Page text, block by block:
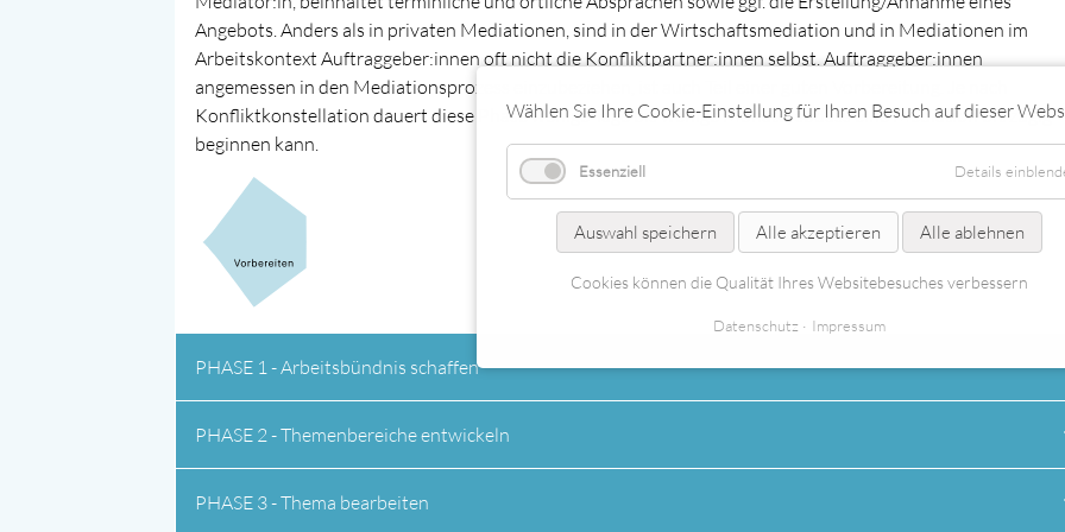
Angebots. Anders als in privaten Mediationen, sind in der Wirtschaftsmediation und in Mediationen im
Arbeitskontext Auftraggeber:innen oft nicht die Konfliktpartner:innen selbst. Auftraggeber:innen
angemessen in den Mediationsprozess einzubeziehen, ist auch Teil einer guten Vorbereitung. Je nach
Konfliktkonstellation dauert diese Phase wenige Tage bis wenige Monate, sodass eine Mediation oft zügig
beginnen kann.
PHASE 1 - Arbeitsbündnis schaffen
PHASE 2 - Themenbereiche entwickeln
PHASE 3 - Thema bearbeiten
Wählen Sie Ihre Cookie-Einstellung für Ihren Besuch auf dieser
Essenziell Details
Auswahl speichern Alle akzeptieren Alle ablehnen
Cookies können die Qualität Ihres Websitebesuches verbessern
Datenschutz Impressum